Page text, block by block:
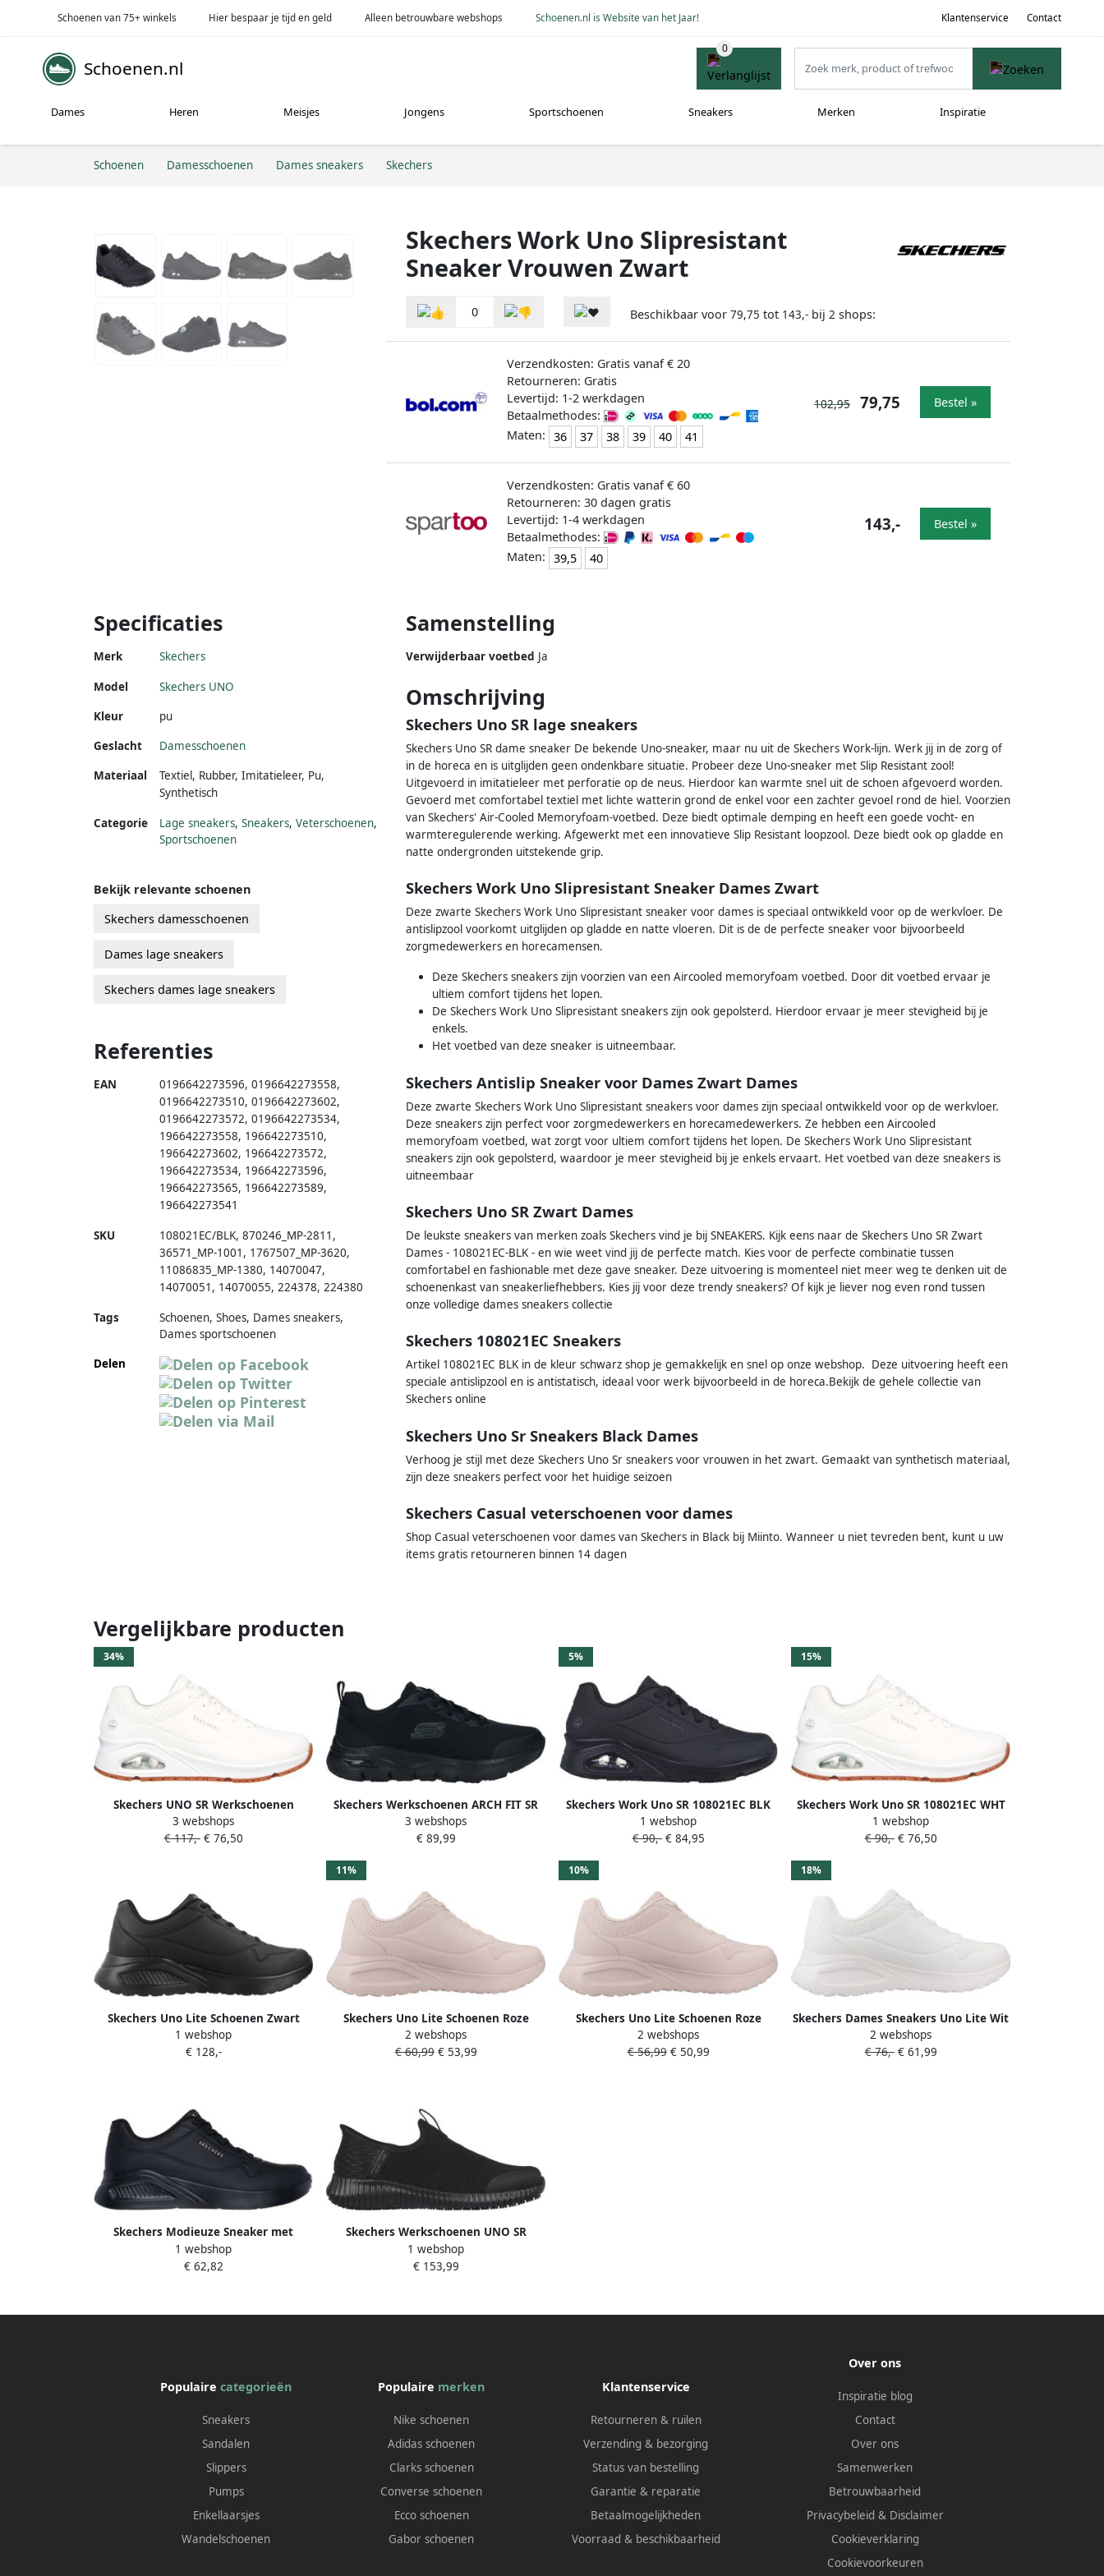
Schoenen van 75+ winkels Hier bespaar je tijd en geld Alleen betrouwbare webshops Schoenen.nl is Website van het Jaar! Klantenservice Contact
Schoenen.nl
Dames Heren Meisjes Jongens Sportschoenen Sneakers Merken Inspiratie
Schoenen Damesschoenen Dames sneakers Skechers
Skechers Work Uno Slipresistant
Sneaker Vrouwen Zwart
0 Beschikbaar voor 79,75 tot 143,- bij 2 shops:
Verzendkosten: Gratis vanaf € 20
Retourneren: Gratis
Levertijd: 1-2 werkdagen
Betaalmethodes:
Maten: 36 37 38 39 40 41
102,95 79,75 Bestel »
Verzendkosten: Gratis vanaf € 60
Retourneren: 30 dagen gratis
Levertijd: 1-4 werkdagen
Betaalmethodes:
Maten: 39,5 40
143,- Bestel »
Specificaties
Merk Skechers
Model
Skechers UNO
Kleur
pu
Geslacht
Damesschoenen
Materiaal
Textiel, Rubber, Imitatieleer, Pu,
Synthetisch
Categorie Lage sneakers, Sneakers, Veterschoenen,
Sportschoenen
Samenstelling
Verwijderbaar voetbed Ja
Omschrijving
Skechers Uno SR lage sneakers
Skechers Uno SR dame sneaker De bekende Uno-sneaker, maar nu uit de Skechers Work-lijn. Werk jij in de zorg of
in de horeca en is uitglijden geen ondenkbare situatie. Probeer deze Uno-sneaker met Slip Resistant zool!
Uitgevoerd in imitatieleer met perforatie op de neus. Hierdoor kan warmte snel uit de schoen afgevoerd worden.
Gevoerd met comfortabel textiel met lichte watterin grond de enkel voor een zachter gevoel rond de hiel. Voorzien
van Skechers' Air-Cooled Memoryfoam-voetbed. Deze biedt optimale demping en heeft een goede vocht- en
warmteregulerende werking. Afgewerkt met een innovatieve Slip Resistant loopzool. Deze biedt ook op gladde en
natte ondergronden uitstekende grip.
Skechers Work Uno Slipresistant Sneaker Dames Zwart
Deze zwarte Skechers Work Uno Slipresistant sneaker voor dames is speciaal ontwikkeld voor op de werkvloer. De
antislipzool voorkomt uitglijden op gladde en natte vloeren. Dit is de de perfecte sneaker voor bijvoorbeeld
zorgmedewerkers en horecamensen.
Deze Skechers sneakers zijn voorzien van een Aircooled memoryfoam voetbed. Door dit voetbed ervaar je
ultiem comfort tijdens het lopen.
De Skechers Work Uno Slipresistant sneakers zijn ook gepolsterd. Hierdoor ervaar je meer stevigheid bij je
enkels.
Het voetbed van deze sneaker is uitneembaar.
Skechers Antislip Sneaker voor Dames Zwart Dames
Deze zwarte Skechers Work Uno Slipresistant sneakers voor dames zijn speciaal ontwikkeld voor op de werkvloer.
Deze sneakers zijn perfect voor zorgmedewerkers en horecamedewerkers. Ze hebben een Aircooled
memoryfoam voetbed, wat zorgt voor ultiem comfort tijdens het lopen. De Skechers Work Uno Slipresistant
sneakers zijn ook gepolsterd, waardoor je meer stevigheid bij je enkels ervaart. Het voetbed van deze sneakers is
uitneembaar
Skechers Uno SR Zwart Dames
De leukste sneakers van merken zoals Skechers vind je bij SNEAKERS. Kijk eens naar de Skechers Uno SR Zwart
Dames - 108021EC-BLK - en wie weet vind jij de perfecte match. Kies voor de perfecte combinatie tussen
comfortabel en fashionable met deze gave sneaker. Deze uitvoering is momenteel niet meer weg te denken uit de
schoenenkast van sneakerliefhebbers. Kies jij voor deze trendy sneakers? Of kijk je liever nog even rond tussen
onze volledige dames sneakers collectie
Skechers 108021EC Sneakers
Artikel 108021EC BLK in de kleur schwarz shop je gemakkelijk en snel op onze webshop. Deze uitvoering heeft een
speciale antislipzool en is antistatisch, ideaal voor werk bijvoorbeeld in de horeca.Bekijk de gehele collectie van
Skechers online
Skechers Uno Sr Sneakers Black Dames
Verhoog je stijl met deze Skechers Uno Sr sneakers voor vrouwen in het zwart. Gemaakt van synthetisch materiaal,
zijn deze sneakers perfect voor het huidige seizoen
Skechers Casual veterschoenen voor dames
Shop Casual veterschoenen voor dames van Skechers in Black bij Miinto. Wanneer u niet tevreden bent, kunt u uw
items gratis retourneren binnen 14 dagen
Bekijk relevante schoenen
Skechers damesschoenen
Dames lage sneakers
Skechers dames lage sneakers
Referenties
EAN 0196642273596, 0196642273558,
0196642273510, 0196642273602,
0196642273572, 0196642273534,
196642273558, 196642273510,
196642273602, 196642273572,
196642273534, 196642273596,
196642273565, 196642273589,
196642273541
SKU 108021EC/BLK, 870246_MP-2811 ,
36571_MP-1001 , 1767507_MP-3620,
11086835_MP-1380, 14070047,
14070051 , 14070055, 224378, 224380
Tags
Schoenen, Shoes, Dames sneakers,
Dames sportschoenen
Delen
Vergelijkbare producten
34%
Skechers UNO SR Werkschoenen
Dames Sneakers 108021EC WHT
3 webshops
€ 117,-€ 76,50
Skechers Werkschoenen ARCH FIT SR
Veterschoen voor de horeca
onderhoud met slipvaste zool
3 webshops
€ 89,99
5%
Skechers Work Uno SR 108021EC BLK
Zwart
1 webshop
€ 90,-€ 84,95
15%
Skechers Work Uno SR 108021EC WHT
Wit
1 webshop
€ 90,-€ 76,50
Skechers Uno Lite Schoenen Zwart
Vrouw
1 webshop
€ 128,-
11%
Skechers Uno Lite Schoenen Roze
Vrouw
2 webshops
€ 60,99€ 53,99
10%
Skechers Uno Lite Schoenen Roze
Vrouw
2 webshops
€ 56,99€ 50,99
18%
Skechers Dames Sneakers Uno Lite Wit
Stijlvolle Sportieve Schoenen voor
Comfortabele Dagelijkse Activiteiten
2 webshops
€ 76,-€ 61,99
Skechers Modieuze Sneaker met
Demping
1 webshop
€ 62,82
Skechers Werkschoenen UNO SR
ELAINY WOMENS WORK sneakers werk
schoen esd-geschikt
1 webshop
€ 153,99
Populairecategorieën
Sneakers
Sandalen
Slippers
Pumps
Enkellaarsjes
Wandelschoenen
Populaire merken
Nike schoenen
Adidas schoenen
Clarks schoenen
Converse schoenen
Ecco schoenen
Gabor schoenen
Klantenservice
Retourneren & ruilen
Verzending & bezorging
Status van bestelling
Garantie & reparatie
Betaalmogelijkheden
Voorraad & beschikbaarheid
Over ons
Inspiratie blog
Contact
Over ons
Samenwerken
Betrouwbaarheid
Privacybeleid & Disclaimer
Cookieverklaring
Cookievoorkeuren